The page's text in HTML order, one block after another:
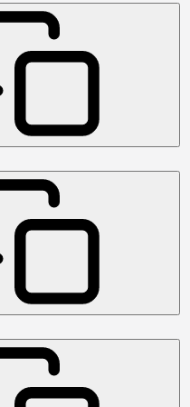
en az 300 kPa,
katsayısı ≤ 0.035
kalınlıkta (XPS
levhalar ile
gezilebilir teras
dik çekme
(TR7,5)
dış duvarlarda
üzerine ısı
(Mantolama)
m2
7,5kPa (TR7,5)
ve üzerine ısı
(Mantolama)
harç ile
zemin
ve üzerine PVC
m2